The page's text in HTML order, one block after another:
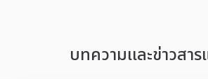
บทความเเละข่าวสา